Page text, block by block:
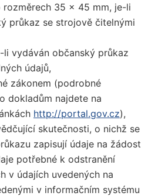
35 x 45 mm, je-li
průkaz se strojově čitelnými
vydáván občanský průkaz
údajů,
zákonem (podrobné
dokladům najdete na
http://portal.gov.cz),
skutečnosti, o nichž se
zapisují údaje na žádost
potřebné k odstranění
v údajích uvedených na
v informačním systému